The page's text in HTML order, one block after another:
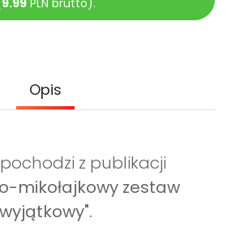
Opis
z publikacji
mikołajkowy zestaw
wyjątkowy".